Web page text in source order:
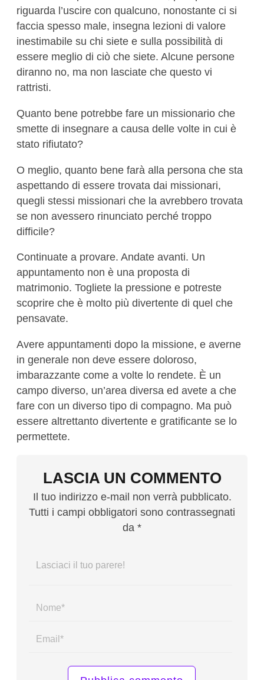
riguarda l’uscire con qualcuno, nonostante ci si
faccia spesso male, insegna lezioni di valore
inestimabile su chi siete e sulla possibilità di
essere meglio di ciò che siete. Alcune persone
diranno no, ma non lasciate che questo vi
rattristi.
Quanto bene potrebbe fare un missionario che
smette di insegnare a causa delle volte in cui è
stato rifiutato?
O meglio, quanto bene farà alla persona che sta
aspettando di essere trovata dai missionari,
quegli stessi missionari che la avrebbero trovata
se non avessero rinunciato perché troppo
difficile?
Continuate a provare. Andate avanti. Un
appuntamento non è una proposta di
matrimonio. Togliete la pressione e potreste
scoprire che è molto più divertente di quel che
pensavate.
Avere appuntamenti dopo la missione, e averne
in generale non deve essere doloroso,
imbarazzante come a volte lo rendete. È un
campo diverso, un’area diversa ed avete a che
fare con un diverso tipo di compagno. Ma può
essere altrettanto divertente e gratificante se lo
permettete.
LASCIA UN COMMENTO
Il tuo indirizzo e-mail non verrà pubblicato.
Tutti i campi obbligatori sono contrassegnati
da *